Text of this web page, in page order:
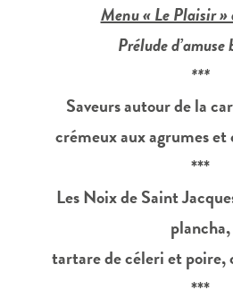
Menu « Le Plaisir
Prélude d’amuse
***
Saveurs autour de la
crémeux aux agrumes
***
Les Noix de Saint
plancha,
tartare de céleri et